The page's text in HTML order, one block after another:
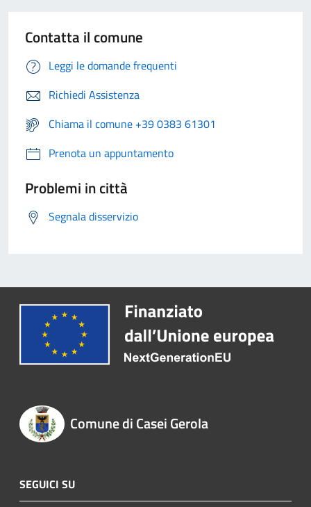
Contatta il comune
Leggi le domande frequenti
Richiedi Assistenza
Chiama il comune +39 0383 61301
Prenota un appuntamento
Problemi in città
Segnala disservizio
Comune di Casei Gerola
SEGUICI SU